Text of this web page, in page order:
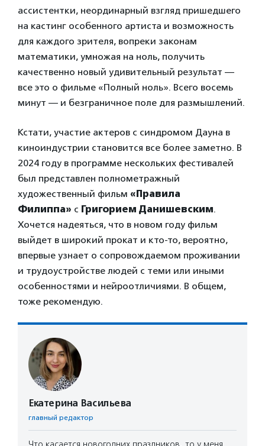
ассистентки, неординарный взгляд пришедшего
на кастинг особенного артиста и возможность
для каждого зрителя, вопреки законам
математики, умножая на ноль, получить
качественно новый удивительный результат —
все это о фильме «Полный ноль». Всего восемь
минут — и безграничное поле для размышлений.
Кстати, участие актеров с синдромом Дауна в
киноиндустрии становится все более заметно. В
2024 году в программе нескольких фестивалей
был представлен полнометражный
художественный фильм «Правила
Филиппа» с Григорием Данишевским.
Хочется надеяться, что в новом году фильм
выйдет в широкий прокат и кто-то, вероятно,
впервые узнает о сопровождаемом проживании
и трудоустройстве людей с теми или иными
особенностями и нейроотличиями. В общем,
тоже рекомендую.
Екатерина Васильева
главный редактор